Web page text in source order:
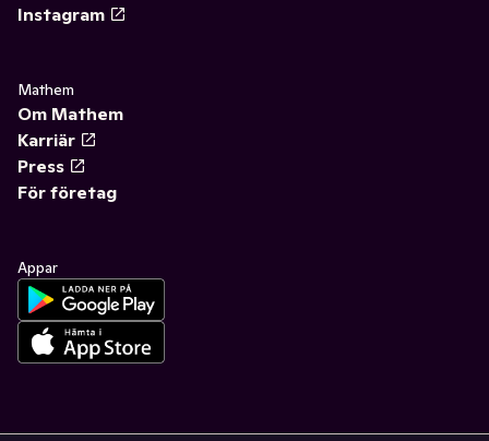
Instagram
Mathem
Om Mathem
Karriär
Press
För företag
Appar